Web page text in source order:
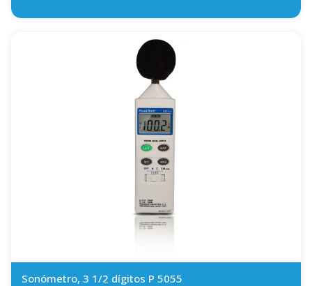
Sonómetro, 3 1/2 dígitos P 5055